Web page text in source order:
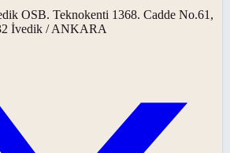
OSB. Teknokenti 1368. Cadde No.61,
İvedik / ANKARA